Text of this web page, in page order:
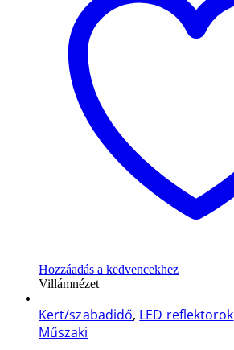
Hozzáadás a kedvencekhez
Villámnézet
Kert/szabadidő, LED reflektorok
Műszaki